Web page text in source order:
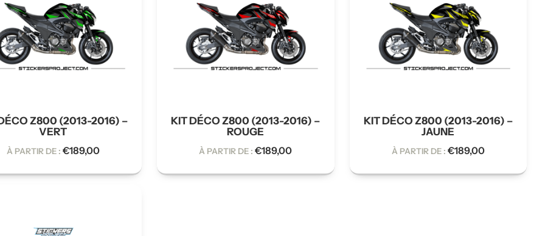
Z800 (2013-2016) –
VERT
À PARTIR DE : €189,00
KIT DÉCO Z800 (2013-2016) –
ROUGE
À PARTIR DE :€189,00
KIT DÉCO Z800 (2013-2016) –
JAUNE
À PARTIR DE : €189,00